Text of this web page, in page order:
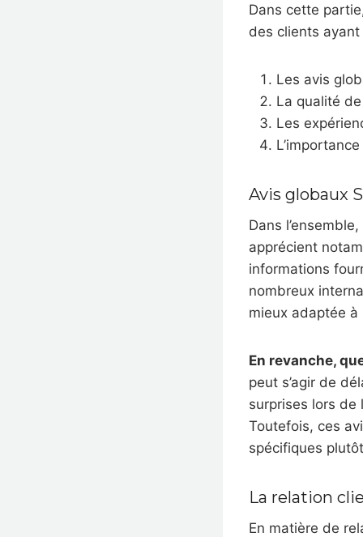
Dans cette
des clients
Les avis
La qualité
Les
Avis globaux
Dans
apprécient
informations
nombreux
mieux adaptée
En revanche,
peut s’agir de
surprises lors de
Toutefois, ces
spécifiques
La relation
En matière de